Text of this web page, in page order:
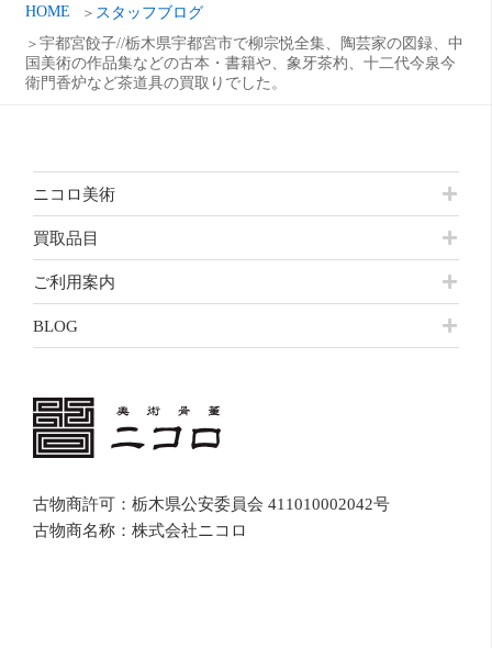
HOME
スタッフブログ
宇都宮餃子//栃木県宇都宮市で柳宗悦全集、陶芸家の図録、中
国美術の作品集などの古本・書籍や、象牙茶杓、十二代今泉今
衛門香炉など茶道具の買取りでした。
ニコロ美術
買取品目
ご利用案内
BLOG
古物商許可：栃木県公安委員会 411010002042号
古物商名称：株式会社ニコロ